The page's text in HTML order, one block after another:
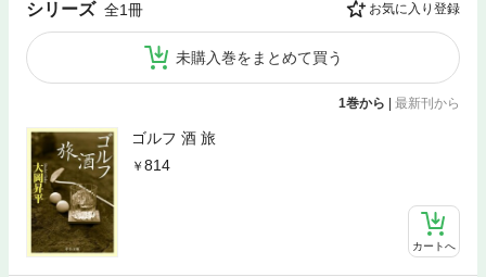
シリーズ 全1冊 お気に入り登録
未購入巻をまとめて買う
1巻から | 最新刊から
ゴルフ 酒 旅
814
カートへ